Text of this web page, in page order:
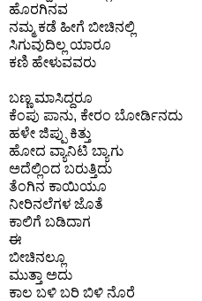
ಹೊರಗಿನವ
ನಮ್ಮ ಕಡೆ ಹೀಗೆ ಬೀಚಿನಲ್ಲಿ
ಸಿಗುವುದಿಲ್ಲ ಯಾರೂ
ಕಣಿ ಹೇಳುವವರು
ಬಣ್ಣ ಮಾಸಿದ್ದರೂ
ಕೆಂಪು ಪಾನು, ಕೇರಂ ಬೋರ್ಡಿನದು
ಹಳೇ ಜಿಪ್ಪು ಕಿತ್ತು
ಹೋದ ವ್ಯಾನಿಟಿ ಬ್ಯಾಗು
ಅದೆಲ್ಲಿಂದ ಬರುತ್ತಿದು
ತೆಂಗಿನ ಕಾಯಿಯೂ
ನೀರಿನಲೆಗಳ ಜೊತೆ
ಕಾಲಿಗೆ ಬಡಿದಾಗ
ಈ
ಬೀಚಿನಲ್ಲೂ
ಮುತ್ತಾ ಅದು
ಕಾಲ ಬಳಿ ಬರಿ ಬಿಳಿ ನೊರೆ